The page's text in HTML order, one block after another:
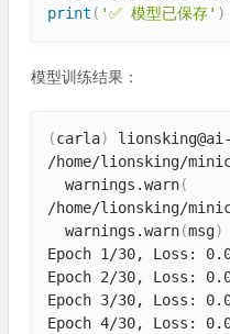
print ( '✅ 模型已保存' )
模型训练结果：
(carla)
/home/lionsking/
  warnings.warn
(
/home/lionsking/
  warnings.warn
(msg)
Epoch 1/30, Loss:
Epoch 2/30, Loss:
Epoch 3/30, Loss:
Epoch 4/30, Loss: